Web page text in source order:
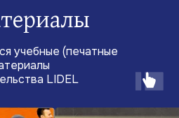
учебные (печатные
LIDEL